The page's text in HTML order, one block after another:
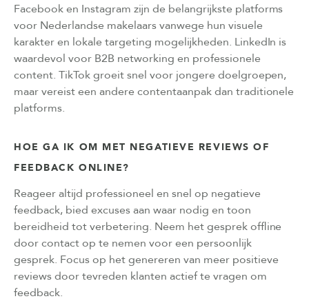
Facebook en Instagram zijn de belangrijkste platforms
voor Nederlandse makelaars vanwege hun visuele
karakter en lokale targeting mogelijkheden. LinkedIn is
waardevol voor B2B networking en professionele
content. TikTok groeit snel voor jongere doelgroepen,
maar vereist een andere contentaanpak dan traditionele
platforms.
HOE GA IK OM MET NEGATIEVE REVIEWS OF
FEEDBACK ONLINE?
Reageer altijd professioneel en snel op negatieve
feedback, bied excuses aan waar nodig en toon
bereidheid tot verbetering. Neem het gesprek offline
door contact op te nemen voor een persoonlijk
gesprek. Focus op het genereren van meer positieve
reviews door tevreden klanten actief te vragen om
feedback.